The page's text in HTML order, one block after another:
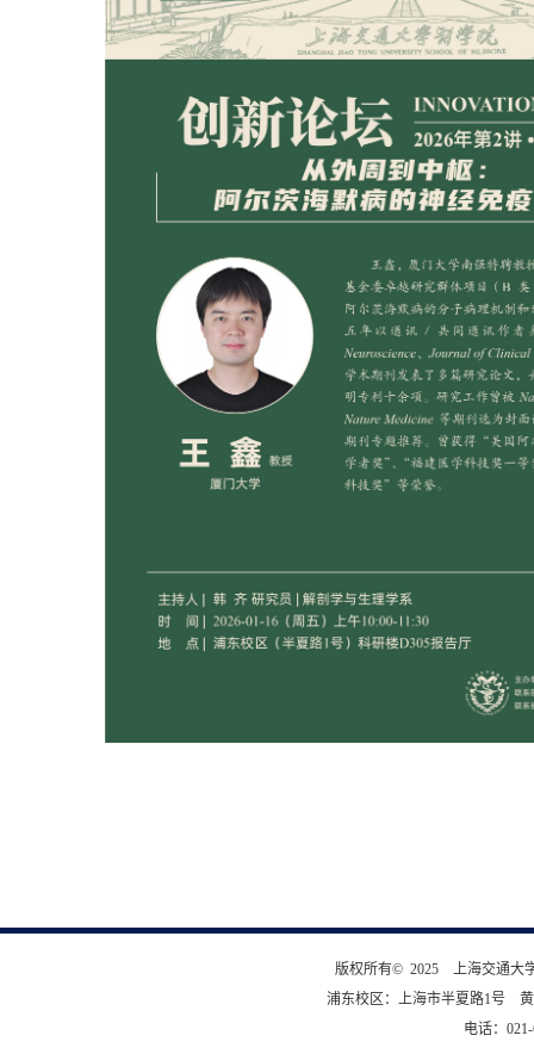
版权所有© 2025 上海交通大
浦东校区：上海市半夏路1号
电话：